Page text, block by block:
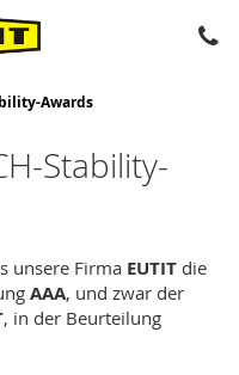
Awards
Stability-
unsere Firma EUTIT die
AAA, und zwar der
, in der Beurteilung